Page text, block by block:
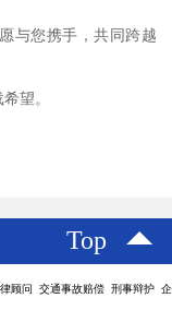
与您携手，共同跨越
望。
Top
顾问 交通事故赔偿 刑事辩护 企